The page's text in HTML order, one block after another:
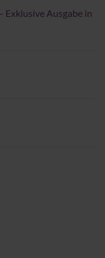
Exklusive Ausgabe in